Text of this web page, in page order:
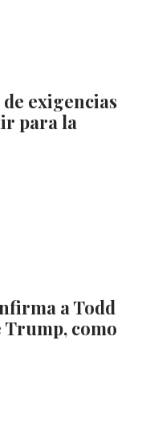
exigencias
para la
a Todd
Trump, como